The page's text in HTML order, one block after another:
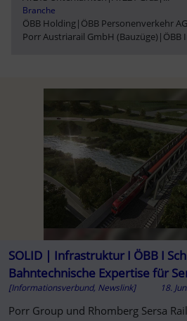
Branche
ÖBB Holding| ÖBB Personenverkehr AG
Porr Austriarail GmbH (Bauzüge) | ÖBB
SOLID | Infrastruktur I ÖBB I
Bahntechnische Expertise für
Basistunnel
[Informationsverbund, Newslink] 18.
Porr Group und Rhomberg Sersa